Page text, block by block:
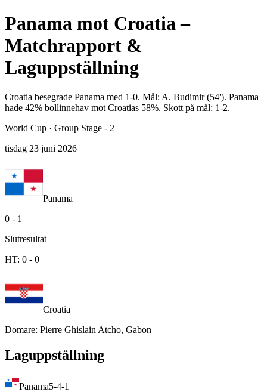
Panama mot Croatia –
Matchrapport &
Laguppställning
Croatia besegrade Panama med 1-0. Mål: A. Budimir (54'). Panama
hade 42% bollinnehav mot Croatias 58%. Skott på mål: 1-2.
World Cup · Group Stage - 2
tisdag 23 juni 2026
Panama
0 - 1
Slutresultat
HT: 0 - 0
Croatia
Domare: Pierre Ghislain Atcho, Gabon
Laguppställning
Panama5-4-1